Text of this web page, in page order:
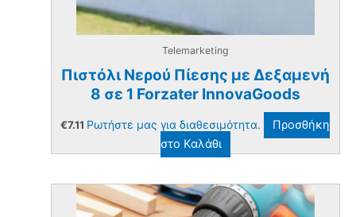
Telemarketing
Πιστόλι Νερού Πίεσης με Δεξαμενή
8 σε 1 Forzater InnovaGoods
€7.11 Ρωτήστε μας για διαθεσιμότητα.
Προσθήκη
στο Καλάθι